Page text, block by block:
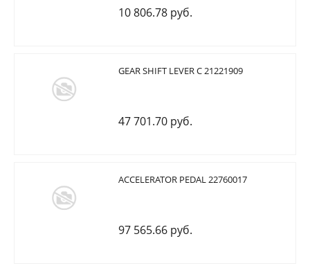
10 806.78 руб.
GEAR SHIFT LEVER C 21221909
47 701.70 руб.
ACCELERATOR PEDAL 22760017
97 565.66 руб.